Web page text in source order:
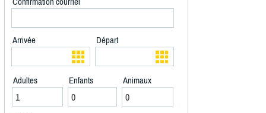
Arrivée Départ
Adultes Enfants Animaux